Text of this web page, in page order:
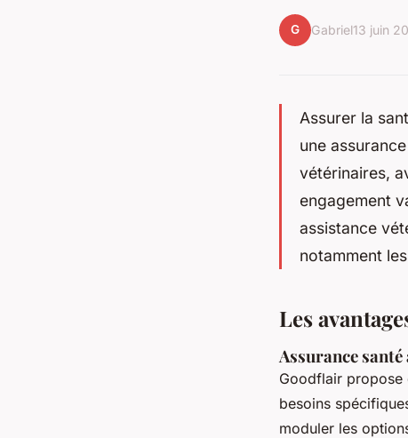
G Gabriel13 juin
Assurer la
une
vétérinaires,
engagement
assistance
notamment
Les
Assurance
Goodflair propose
besoins
moduler les